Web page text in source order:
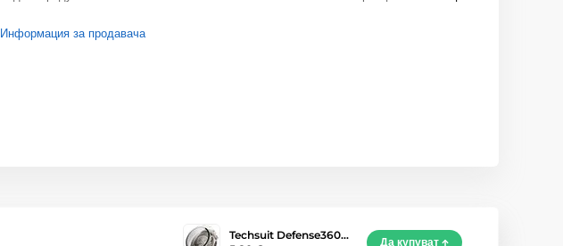
Информация за продавача
Techsuit Defense360…
Да купуват